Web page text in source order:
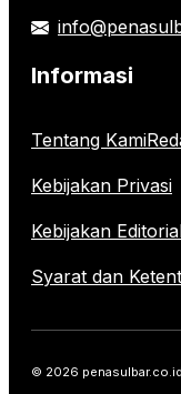
Informasi
Tentang Kami
Kebijakan Privasi
Kebijakan
Syarat dan
© 2026 penasulbar.co.id